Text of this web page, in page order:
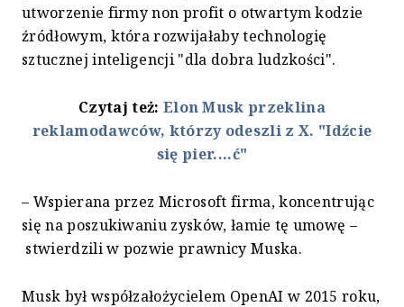
utworzenie firmy non profit o otwartym kodzie
źródłowym, która rozwijałaby technologię
sztucznej inteligencji "dla dobra ludzkości".
Czytaj też: Elon Musk przeklina
reklamodawców, którzy odeszli z X. "Idźcie
się pier....ć"
– Wspierana przez Microsoft firma, koncentrując
się na poszukiwaniu zysków, łamie tę umowę –
stwierdzili w pozwie prawnicy Muska.
Musk był współzałożycielem OpenAI w 2015 roku,